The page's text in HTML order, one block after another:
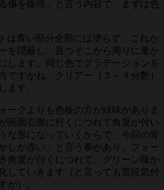
傷を修理」と言う内容で、まずは色
は青い部分全部には塗らず、これか
を隠蔽し、且つそこから周りに暈か
します。同じ色でグラデーションを
ですかね。クリアー（３～４分艶）
ます。
ークよりも色板の方が緑味がありま
画面右側に行くにつれて角度が付い
な形になっていくからで、今回の青
しが赤い」と言う事があり、フォー
角度が付くにつれて、グリーン味か
していきます（と言っても普段気付
が）。